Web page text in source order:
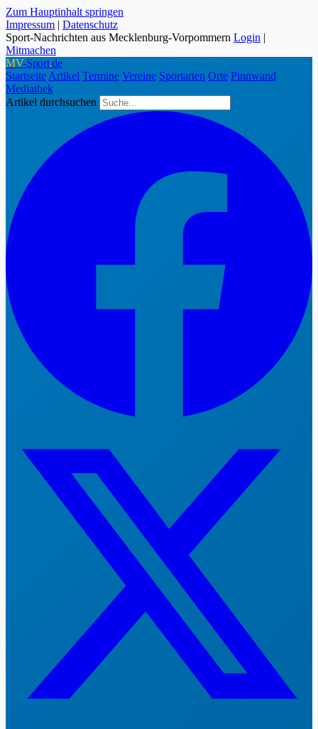
Zum Hauptinhalt springen
Impressum | Datenschutz
Sport-Nachrichten aus Mecklenburg-Vorpommern Login |
Mitmachen
MV-Sport.de
Startseite Artikel Termine Vereine Sportarten Orte Pinnwand
Mediathek
Artikel durchsuchen